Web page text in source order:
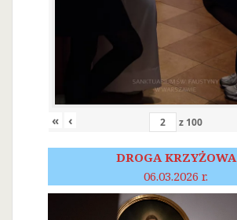
« ‹ z 100
DROGA KRZYŻOWA
06.03.2026 r.